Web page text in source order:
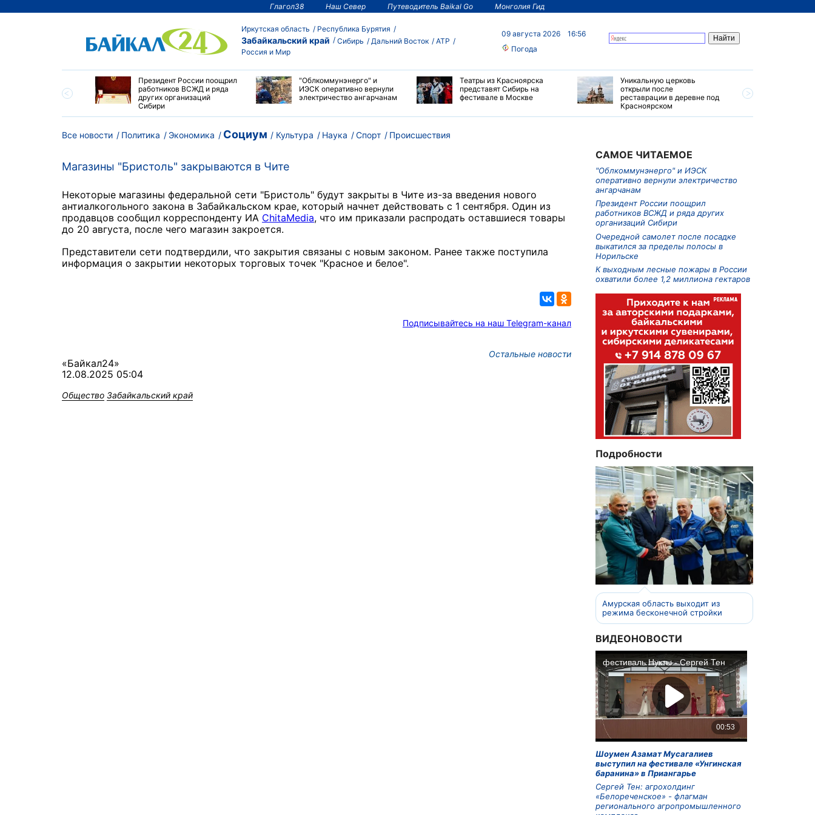
Глагол38 Наш Север Путеводитель Baikal Go Монголия Гид
Иркутская область Республика Бурятия
Забайкальский край Сибирь Дальний Восток
АТР
Россия и Мир
09 августа 2026
16:56
Погода
Президент России поощрил
работников ВСЖД и ряда
других организаций
Сибири
"Облкоммунэнерго" и
ИЭСК оперативно вернули
электричество ангарчанам
Театры из Красноярска
представят Сибирь на
фестивале в Москве
Уникальную церковь
открыли после
реставрации в деревне под
Красноярском
Все новости Политика Экономика Социум Культура Наука Спорт Происшествия
Магазины "Бристоль" закрываются в Чите
Некоторые магазины федеральной сети "Бристоль" будут закрыты в Чите из-за введения нового
антиалкогольного закона в Забайкальском крае, который начнет действовать с 1 сентября. Один из
продавцов сообщил корреспонденту ИА ChitaMedia, что им приказали распродать оставшиеся товары
до 20 августа, после чего магазин закроется.
Представители сети подтвердили, что закрытия связаны с новым законом. Ранее также поступила
информация о закрытии некоторых торговых точек "Красное и белое".
Подписывайтесь на наш Telegram-канал
Остальные новости
«Байкал24»
12.08.2025 05:04
Общество Забайкальский край
САМОЕ ЧИТАЕМОЕ
"Облкоммунэнерго" и ИЭСК
оперативно вернули электричество
ангарчанам
Президент России поощрил
работников ВСЖД и ряда других
организаций Сибири
Очередной самолет после посадке
выкатился за пределы полосы в
Норильске
К выходным лесные пожары в России
охватили более 1,2 миллиона гектаров
Подробности
Амурская область выходит из
режима бесконечной стройки
ВИДЕОНОВОСТИ
Шоумен Азамат Мусагалиев
выступил на фестивале «Унгинская
баранина» в Приангарье
Сергей Тен: агрохолдинг
«Белореченское» - флагман
регионального агропромышленного